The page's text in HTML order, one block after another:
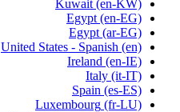
Kuwait (en-KW)
Egypt (en-EG)
Egypt (ar-EG)
United States - Spanish (en)
Ireland (en-IE)
Italy (it-IT)
Spain (es-ES)
Luxembourg (fr-LU)